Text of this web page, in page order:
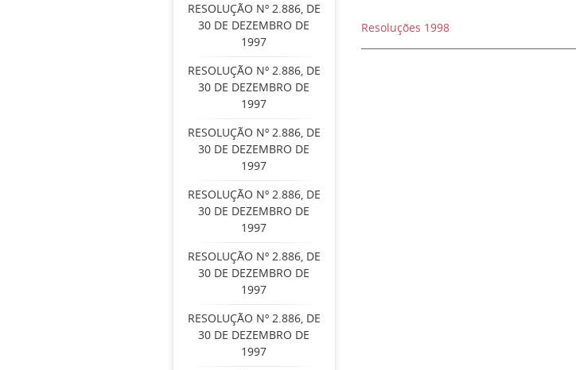
RESOLUÇÃO Nº 2.886, DE
30 DE DEZEMBRO DE
1997
RESOLUÇÃO Nº 2.886, DE
30 DE DEZEMBRO DE
1997
RESOLUÇÃO Nº 2.886, DE
30 DE DEZEMBRO DE
1997
RESOLUÇÃO Nº 2.886, DE
30 DE DEZEMBRO DE
1997
RESOLUÇÃO Nº 2.886, DE
30 DE DEZEMBRO DE
1997
RESOLUÇÃO Nº 2.886, DE
30 DE DEZEMBRO DE
1997
Resoluções 1998